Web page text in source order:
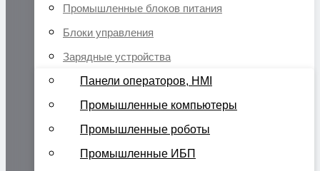
Промышленные блоков питания
Блоки управления
Зарядные устройства
Панели операторов, HMI
Промышленные компьютеры
Промышленные роботы
Промышленные ИБП